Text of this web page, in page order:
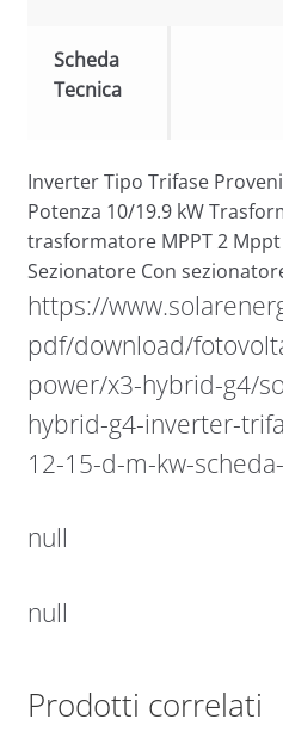
Scheda
Tecnica
Inverter Tipo Trifase
Potenza 10/19.9 kW
trasformatore MPPT 2
Sezionatore Con
https://
pdf/download/
power/x3-hybrid-g4/
hybrid-g4-inverter-
12-15-d-m-kw-
null
null
Prodotti correlati